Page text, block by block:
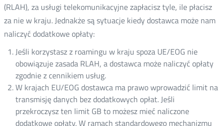
(RLAH), za usługi telekomunikacyjne zapłacisz tyle, ile płacisz
za nie w kraju. Jednakże są sytuacje kiedy dostawca może nam
naliczyć dodatkowe opłaty:
Jeśli korzystasz z roamingu w kraju spoza UE/EOG nie
obowiązuje zasada RLAH, a dostawca może naliczyć opłaty
zgodnie z cennikiem usług.
W krajach EU/EOG dostawca ma prawo wprowadzić limit na
transmisję danych bez dodatkowych opłat. Jeśli
przekroczysz ten limit GB to możesz mieć naliczone
dodatkowe opłaty. W ramach standardowego mechanizmu